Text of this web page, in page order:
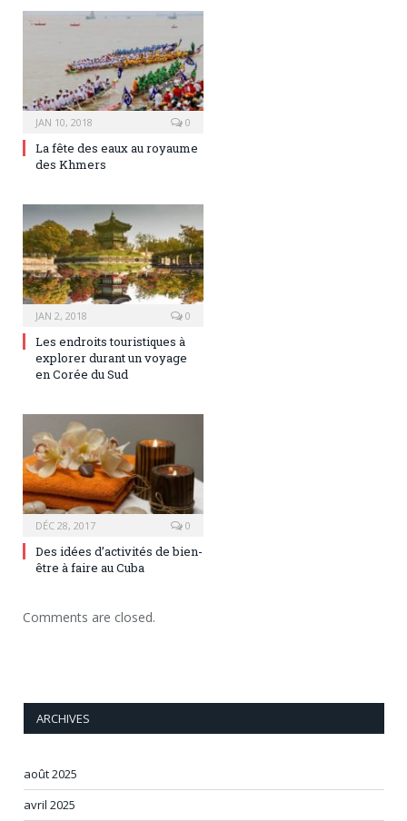
JAN 10, 2018 0
La fête des eaux au royaume
des Khmers
JAN 2, 2018 0
Les endroits touristiques à
explorer durant un voyage
en Corée du Sud
DÉC 28, 2017 0
Des idées d’activités de bien-
être à faire au Cuba
Comments are closed.
ARCHIVES
août 2025
avril 2025